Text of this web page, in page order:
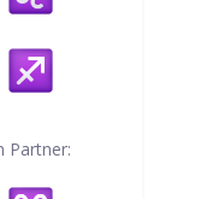
Partner: